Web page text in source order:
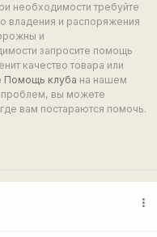
необходимости требуйте
владения и распоряжения
и
запросите помощь
качество товара или
Помощь клуба на нашем
проблем, вы можете
вам постараются помочь.
more_vert